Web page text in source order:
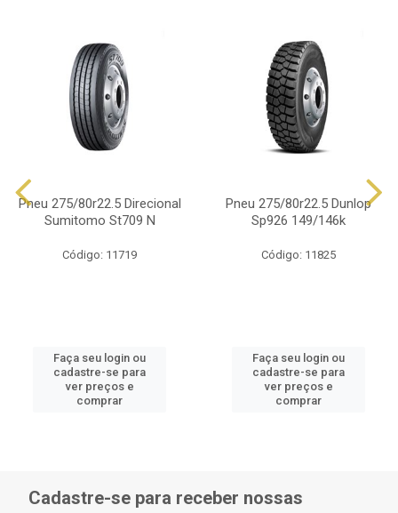
Pneu 275/80r22.5 Direcional
Sumitomo St709 N
Código: 11719
Faça seu login ou
cadastre-se para
ver preços e
comprar
Pneu 275/80r22.5 Dunlop
Sp926 149/146k
Código: 11825
Faça seu login ou
cadastre-se para
ver preços e
comprar
Cadastre-se para receber nossas